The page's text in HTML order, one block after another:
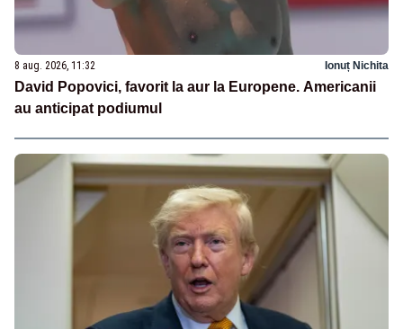
8 aug. 2026, 11:32 Ionuț Nichita
David Popovici, favorit la aur la Europene. Americanii
au anticipat podiumul